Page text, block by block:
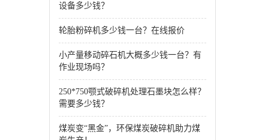
设备多少钱？
轮胎粉碎机多少钱一台？在线报价
小产量移动碎石机大概多少钱一台？有
作业现场吗？
250*750颚式破碎机处理石墨块怎么样？
需要多少钱？
煤炭变“黑金”，环保煤炭破碎机助力煤